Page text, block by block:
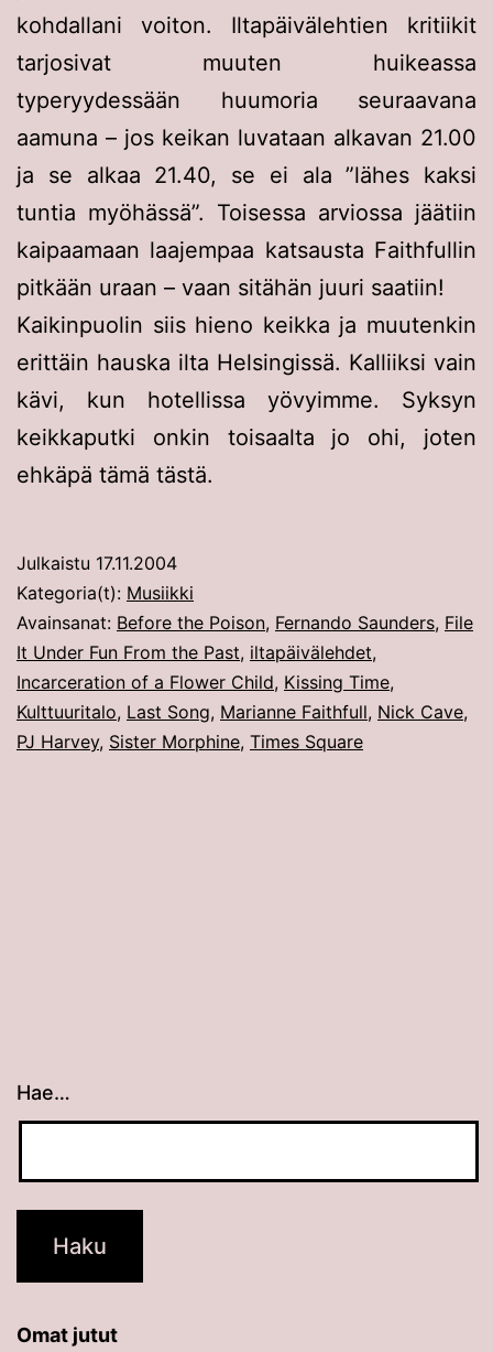
kohdallani voiton. Iltapäivälehtien kritiikit
tarjosivat muuten huikeassa
typeryydessään huumoria seuraavana
aamuna – jos keikan luvataan alkavan 21.00
ja se alkaa 21.40, se ei ala lähes kaksi
tuntia myöhässä . Toisessa arviossa jäätiin
kaipaamaan laajempaa katsausta Faithfullin
pitkään uraan – vaan sitähän juuri saatiin!
Kaikinpuolin siis hieno keikka ja muutenkin
erittäin hauska ilta Helsingissä. Kalliiksi vain
kävi, kun hotellissa yövyimme. Syksyn
keikkaputki onkin toisaalta jo ohi, joten
ehkäpä tämä tästä.
Julkaistu 17.11.2004
Kategoria(t): Musiikki
Avainsanat: Before the Poison, Fernando Saunders, File
It Under Fun From the Past, iltapäivälehdet,
Incarceration of a Flower Child, Kissing Time,
Kulttuuritalo, Last Song, Marianne Faithfull, Nick Cave,
PJ Harvey, Sister Morphine, Times Square
Hae…
Kun tuloksia tulee, voit selata niitä
Omat jutut